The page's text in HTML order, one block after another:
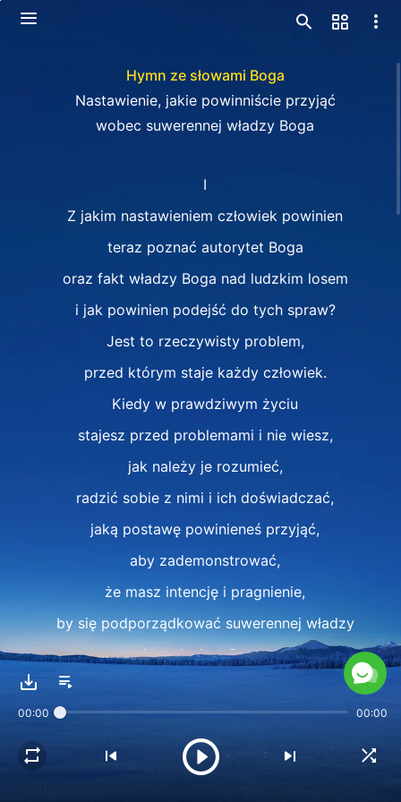
Hymn ze słowami Boga
Nastawienie, jakie powinniście przyjąć
wobec suwerennej władzy Boga
I
Z jakim nastawieniem człowiek powinien
teraz poznać autorytet Boga
oraz fakt władzy Boga nad ludzkim losem
i jak powinien podejść do tych spraw?
Jest to rzeczywisty problem,
przed którym staje każdy człowiek.
Kiedy w prawdziwym życiu
stajesz przed problemami i nie wiesz,
jak należy je rozumieć,
radzić sobie z nimi i ich doświadczać,
jaką postawę powinieneś przyjąć,
aby zademonstrować,
że masz intencję i pragnienie,
by się podporządkować suwerennej władzy
i ustaleniom Boga,
tego podporządkowania?
Najpierw musisz nauczyć się czekać,
następnie musisz nauczyć się szukać,
00:00 00:00